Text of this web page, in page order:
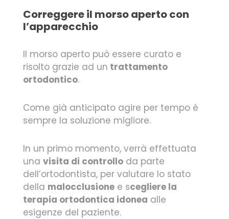
Correggere il morso aperto con
l’apparecchio
Il morso aperto può essere curato e
risolto grazie ad un trattamento
ortodontico.
Come già anticipato agire per tempo è
sempre la soluzione migliore.
In un primo momento, verrà effettuata
una visita di controllo da parte
dell’ortodontista, per valutare lo stato
della malocclusione e scegliere la
terapia ortodontica idonea alle
esigenze del paziente.